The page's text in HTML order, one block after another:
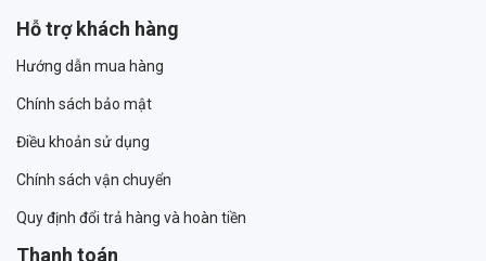
Hỗ trợ khách hàng
Hướng dẫn mua hàng
Chính sách bảo mật
Điều khoản sử dụng
Chính sách vận chuyển
Quy định đổi trả hàng và hoàn tiền
Thanh toán